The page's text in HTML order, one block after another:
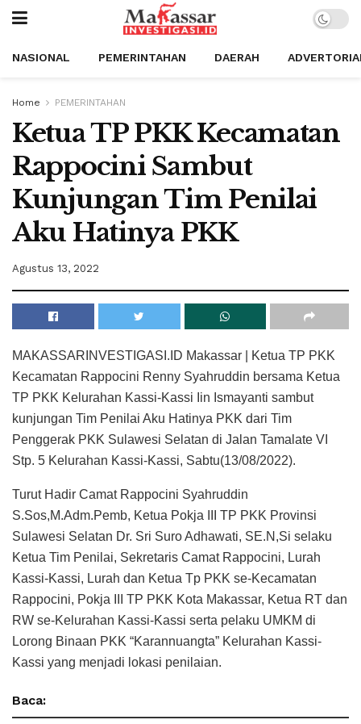
NASIONAL PEMERINTAHAN DAERAH
Home PEMERINTAHAN
Ketua TP PKK Kecamatan
Rappocini Sambut
Kunjungan Tim Penilai
Aku Hatinya PKK
Agustus 13, 2022
MAKASSARINVESTIGASI.ID Makassar | Ketua TP PKK
Kecamatan Rappocini Renny Syahruddin bersama Ketua
TP PKK Kelurahan Kassi-Kassi Iin Ismayanti sambut
kunjungan Tim Penilai Aku Hatinya PKK dari Tim
Penggerak PKK Sulawesi Selatan di Jalan Tamalate VI
Stp. 5 Kelurahan Kassi-Kassi, Sabtu(13/08/2022).
Turut Hadir Camat Rappocini Syahruddin
S.Sos,M.Adm.Pemb, Ketua Pokja III TP PKK Provinsi
Sulawesi Selatan Dr. Sri Suro Adhawati, SE.N,Si selaku
Ketua Tim Penilai, Sekretaris Camat Rappocini, Lurah
Kassi-Kassi, Lurah dan Ketua Tp PKK se-Kecamatan
Rappocini, Pokja III TP PKK Kota Makassar, Ketua RT dan
RW se-Kelurahan Kassi-Kassi serta pelaku UMKM di
Lorong Binaan PKK “Karannuangta” Kelurahan Kassi-
Kassi yang menjadi lokasi penilaian.
Baca: